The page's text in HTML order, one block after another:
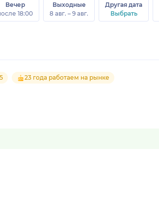
Вечер
18:00
Выходные
8 авг. – 9 авг.
Другая дата
Выбрать
23 года работаем на рынке